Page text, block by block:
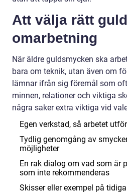
Att välja rätt
omarbetning
När äldre guldsmycken ska
bara om teknik, utan även om
lämnar ifrån sig föremål som
minnen, relationer och viktiga
några saker extra viktiga vid
Egen verkstad, så arbetet
Tydlig genomgång av
möjligheter
En rak dialog om vad som är
som inte rekommenderas
Skisser eller exempel på